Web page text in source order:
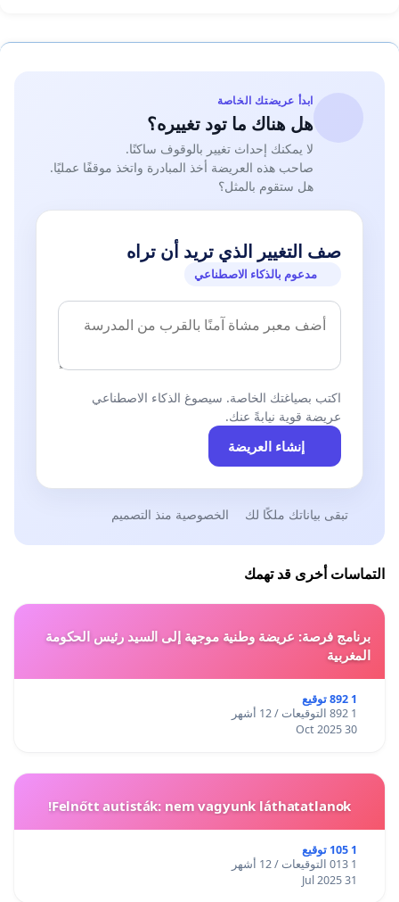
ابدأ عريضتك الخاصة
هل هناك ما تود تغييره؟
لا يمكنك إحداث تغيير بالوقوف ساكنًا.
صاحب هذه العريضة أخذ المبادرة واتخذ موقفًا عمليًا.
هل ستقوم بالمثل؟
صف التغيير الذي تريد أن تراه
مدعوم بالذكاء الاصطناعي
اكتب بصياغتك الخاصة. سيصوغ الذكاء الاصطناعي
عريضة قوية نيابةً عنك.
إنشاء العريضة
تبقى بياناتك ملكًا لك الخصوصية منذ التصميم
التماسات أخرى قد تهمك
برنامج فرصة: عريضة وطنية موجهة إلى السيد رئيس الحكومة
المغربية
1 892 توقيع
1 892 التوقيعات / 12 أشهر
30 Oct 2025
Felnőtt autisták: nem vagyunk láthatatlanok!
1 105 توقيع
1 013 التوقيعات / 12 أشهر
31 Jul 2025